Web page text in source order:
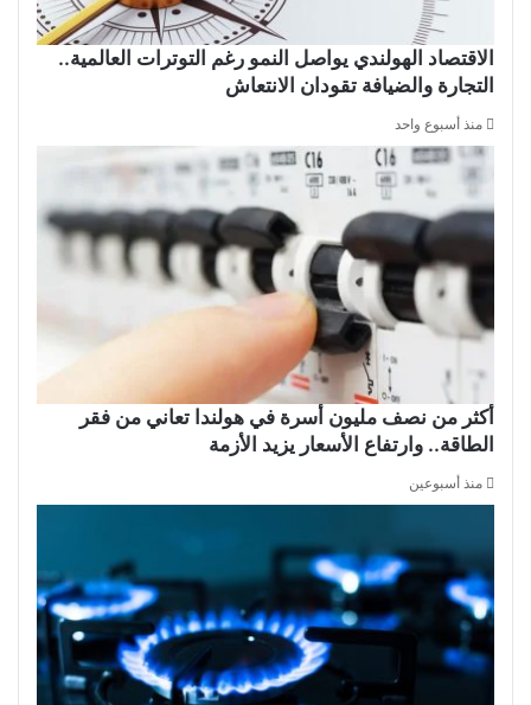
الاقتصاد الهولندي يواصل النمو رغم التوترات العالمية..
التجارة والضيافة تقودان الانتعاش
منذ أسبوع واحد
أكثر من نصف مليون أسرة في هولندا تعاني من فقر
الطاقة.. وارتفاع الأسعار يزيد الأزمة
منذ أسبوعين